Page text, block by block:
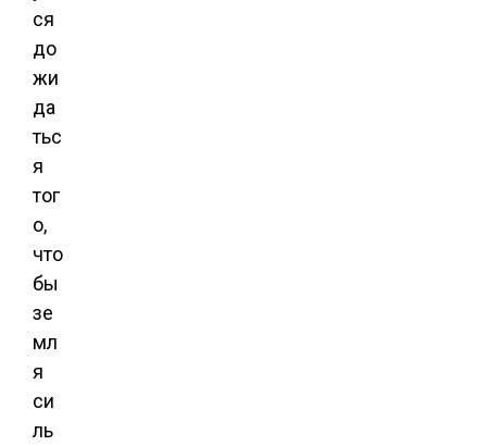
ся
до
жи
да
тьс
я
тог
о,
что
бы
зе
мл
я
си
ль